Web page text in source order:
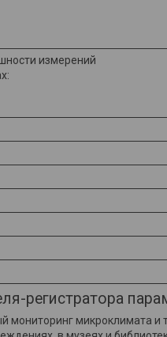
измерений
регистратора
мониторинг микроклимата